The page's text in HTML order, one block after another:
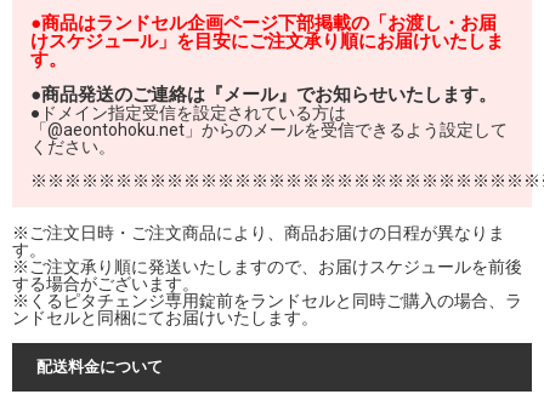
●商品はランドセル企画ページ下部掲載の「お渡し・お届
けスケジュール」を目安にご注文承り順にお届けいたしま
す。
●商品発送のご連絡は『メール』でお知らせいたします。
●ドメイン指定受信を設定されている方は
「@aeontohoku.net」からのメールを受信できるよう設定して
ください。
※ご注文日時・ご注文商品により、商品お届けの日程が異なりま
す。
※ご注文承り順に発送いたしますので、お届けスケジュールを前後
する場合がございます。
※くるピタチェンジ専用錠前をランドセルと同時ご購入の場合、ラ
ンドセルと同梱にてお届けいたします。
配送料金について